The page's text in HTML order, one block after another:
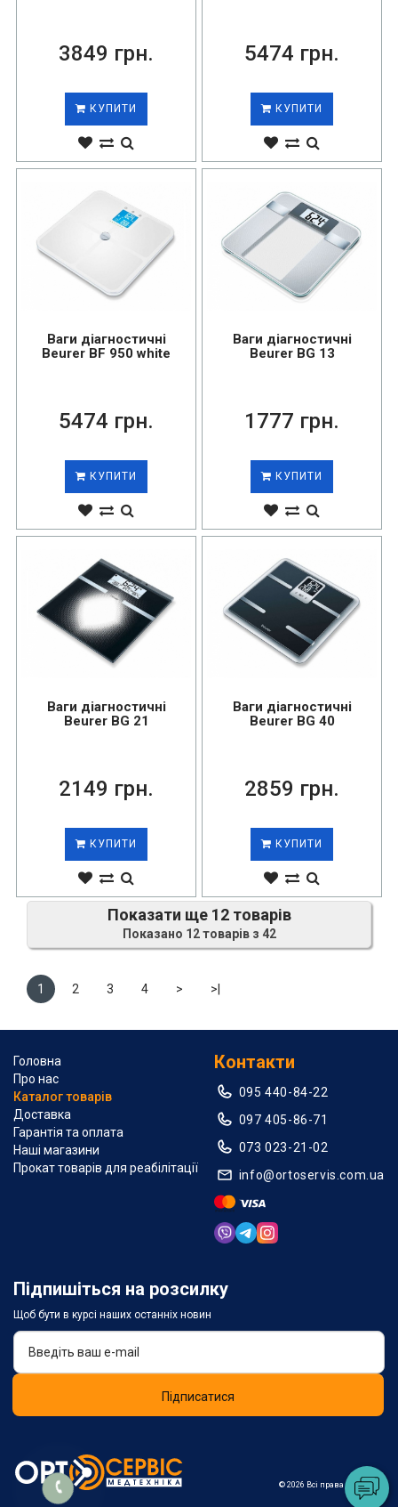
3849 грн.
КУПИТИ
5474 грн.
КУПИТИ
Ваги діагностичні
Beurer BF 950 white
5474 грн.
КУПИТИ
Ваги діагностичні
Beurer BG 13
1777 грн.
КУПИТИ
Ваги діагностичні
Beurer BG 21
2149 грн.
КУПИТИ
Ваги діагностичні
Beurer BG 40
2859 грн.
КУПИТИ
Показати ще 12 товарів
Показано 12 товарів з 42
1 2 3 4 > >|
Головна
Про нас
Каталог товарів
Доставка
Гарантія та оплата
Наші магазини
Прокат товарів для реабілітації
Контакти
095 440-84-22
097 405-86-71
073 023-21-02
info@ortoservis.com.ua
Підпишіться на розсилку
Щоб бути в курсі наших останніх новин
Підписатися
© 2026 Всі права захищені.